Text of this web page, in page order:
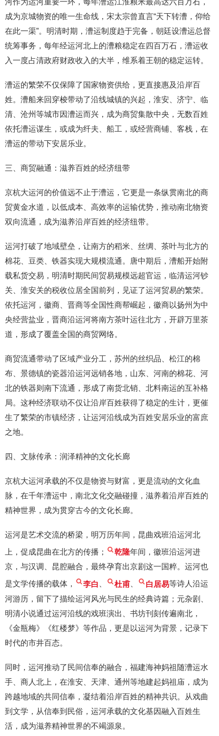
河作为运河重要一环，每年漕运江淮粮米最高达六百万石，
成为京城物资的唯一生命线，宋太宗曾直言“天下转漕，仰给
在此一渠”。明清时期，漕运制度趋于完备，朝廷设漕运总督
统筹事务，每年经运河北上的漕粮稳定在四百万石，漕运收
入一度占清政府财政收入的大半，维系着王朝的稳定运转。
漕运的繁荣不仅保障了国家物资供给，更直接惠及沿岸百
姓。漕船来回穿梭带动了沿线城镇的兴起，淮安、济宁、临
清、沧州等城市因漕运而兴，成为商贸集散中央，无数百姓
依托漕运谋生，或成为纤夫、船工，或经营商铺、客栈，在
漕运的带动下安居乐业。
三、商贸融通：滋养百姓的经济纽带
京杭大运河的价值远不止于漕运，它更是一条纵贯南北的商
贸黄金水道，以低成本、高效率的运输优势，推动南北物资
双向流通，成为滋养沿岸百姓的经济纽带。
运河打破了地域壁垒，让南方的稻米、丝绸、茶叶与北方的
棉花、豆类、铁器实现大规模流通。唐中期后，漕船开始附
载私货交易，明清时期民间贸易规模远超官运，临清运河钞
关、淮安关的税收位居全国前列，见证了运河贸易的繁荣。
依托运河，徽商、晋商等全国性商帮崛起，徽商以扬州为中
央经营盐业，晋商沿运河将南方茶叶运往北方，开辟万里茶
道，形成了覆盖全国的商贸网络。
商贸流通带动了区域产业分工，苏州的丝织品、松江的棉
布、景德镇的瓷器沿运河远销各地，山东、河南的棉花、河
北的铁器则南下流通，形成了南货北销、北料南运的互补格
局。这种经济联动不仅让沿岸百姓获得了稳定的生计，更催
生了繁荣的市镇经济，让运河沿线成为百姓安居乐业的富庶
之地。
四、文脉传承：润泽精神的文化长廊
京杭大运河承载的不仅是物资与财富，更是流动的文化血
脉，在千年漕运中，南北文化交融碰撞，滋养着沿岸百姓的
精神世界，成为贯穿古今的文化长廊。
运河是艺术交流的桥梁，明万历年间，昆曲戏班沿运河北
上，促成昆曲在北方的传播； 乾隆年间，徽班沿运河进
京，与汉调、昆腔融合，最终孕育出京剧这一国粹。运河也
是文学传播的载体， 李白 、 杜甫、 白居易等诗人沿运
河游历，留下了描绘运河风光与民生的经典诗篇；元杂剧、
明清小说通过运河沿线的戏班演出、书坊刊刻传遍南北，
《金瓶梅》《红楼梦》等作品，更是以运河为背景，记录下
时代的市井百态。
同时，运河推动了民间信奉的融合，福建海神妈祖随漕运水
手、商人北上，在淮安、天津、通州等地建起妈祖庙，成为
跨越地域的共同信奉，凝结着沿岸百姓的精神共识。从戏曲
到文学，从信奉到民俗，运河承载的文化基因融入百姓生
活，成为滋养精神世界的不竭源泉。